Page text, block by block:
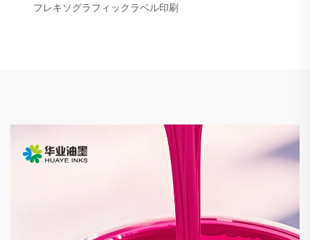
フレキソグラフィックラベル印刷